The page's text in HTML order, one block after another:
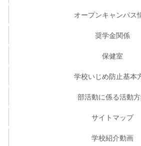
オープンキャンパス
奨学金関係
保健室
学校いじめ防止基本
部活動に係る活動
サイトマップ
学校紹介動画